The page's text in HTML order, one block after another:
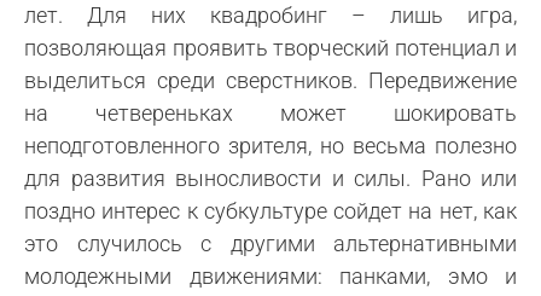
лет. Для них квадробинг – лишь игра,
позволяющая проявить творческий потенциал и
выделиться среди сверстников. Передвижение
на четвереньках может шокировать
неподготовленного зрителя, но весьма полезно
для развития выносливости и силы. Рано или
поздно интерес к субкультуре сойдет на нет, как
это случилось с другими альтернативными
молодежными движениями: панками, эмо и